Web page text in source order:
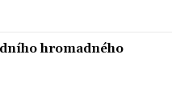
dnešních prvoků. Ty ale převážily a
nedávno – před nějakými
Tím byla předznamenána
které se vyvinuly mnohobuněční
hromadného